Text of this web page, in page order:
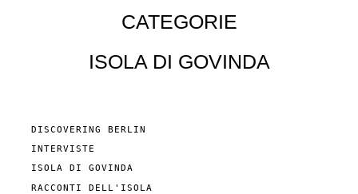
CATEGORIE
ISOLA DI GOVINDA
DISCOVERING BERLIN
INTERVISTE
ISOLA DI GOVINDA
RACCONTI DELL'ISOLA